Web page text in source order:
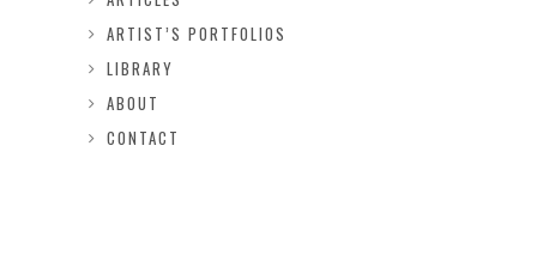
ARTIST’S PORTFOLIOS
LIBRARY
ABOUT
CONTACT